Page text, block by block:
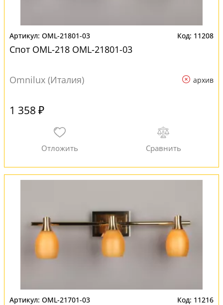
OML-21801-03 11208
Спот OML-218 OML-21801-03
Omnilux (Италия) архив
1 358 ₽
OML-21701-03 11216